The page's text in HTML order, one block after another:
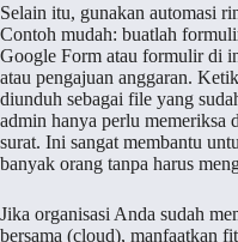
Selain itu, gunakan automasi
Contoh mudah: buatlah
Google Form atau formulir di
atau pengajuan anggaran.
diunduh sebagai file yang
admin hanya perlu memeriksa
surat. Ini sangat membantu
banyak orang tanpa harus
Jika organisasi Anda sudah
bersama (cloud), manfaatkan